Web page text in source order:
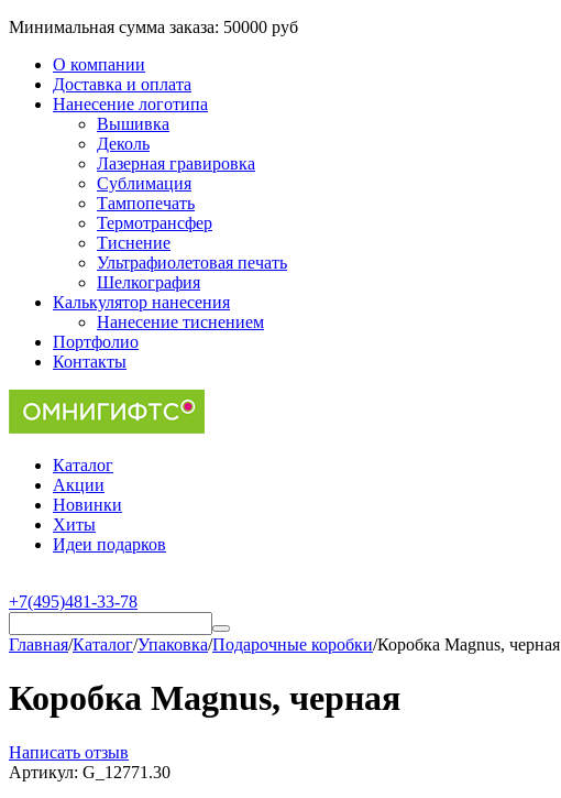
Минимальная сумма заказа: 50000 руб
О компании
Доставка и оплата
Нанесение логотипа
Вышивка
Деколь
Лазерная гравировка
Сублимация
Тампопечать
Термотрансфер
Тиснение
Ультрафиолетовая печать
Шелкография
Калькулятор нанесения
Нанесение тиснением
Портфолио
Контакты
Каталог
Акции
Новинки
Хиты
Идеи подарков
+7(495)481-33-78
Главная/Каталог/Упаковка/Подарочные коробки/Коробка Magnus, черная
Коробка Magnus, черная
Написать отзыв
Артикул: G_12771.30